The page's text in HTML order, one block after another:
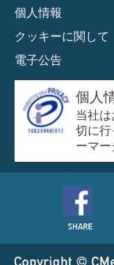
個人情報
クッキーに関して
電子公告
個人
当社
切に行
ーマー